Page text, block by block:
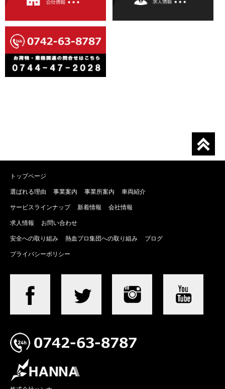
トップページ
選ばれる理由 事業案内 事業所案内 車両紹介
サービスラインナップ 新着情報 会社情報
求人情報 お問い合わせ
安全への取り組み 熱血プロ集団への取り組み ブログ
プライバシーポリシー